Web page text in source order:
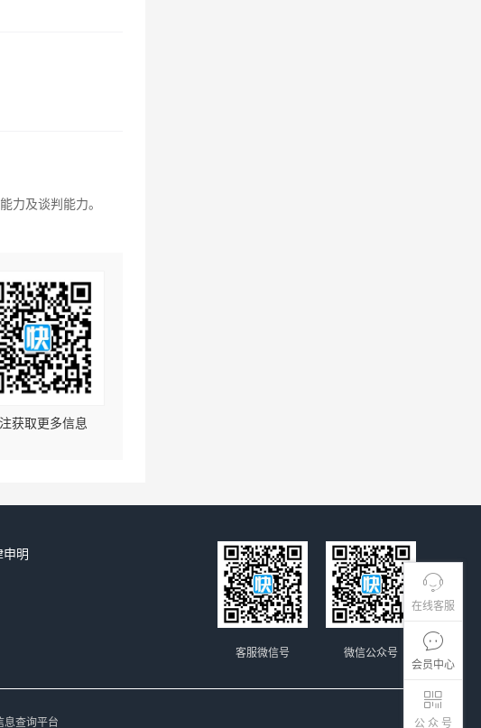
在线客服
会员中心
公 众 号
力及谈判能力。
获取更多信息
申明
微信公众号
客服微信号
息查询平台